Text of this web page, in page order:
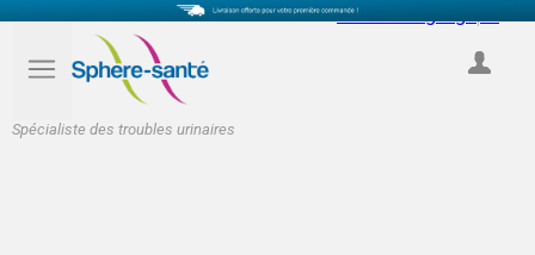
Spécialiste des troubles urinaires
Select Language